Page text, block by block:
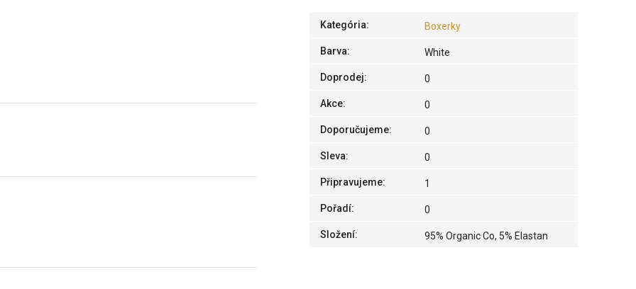
Kategória: Boxerky
Barva: White
Doprodej: 0
Akce: 0
Doporučujeme: 0
Sleva: 0
Připravujeme: 1
Pořadí: 0
Složení: 95% Organic Co, 5% Elastan